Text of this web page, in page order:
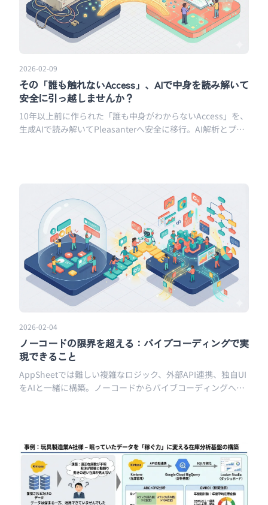
2026-02-09
その「誰も触れないAccess」、AIで中身を読み解いて
安全に引っ越しませんか？
10年以上前に作られた「誰も中身がわからないAccess」を、
生成AIで読み解いてPleasanterへ安全に移行。AI解析とプロ
2026-02-04
ノーコードの限界を超える：バイブコーディングで実
現できること
AppSheetでは難しい複雑なロジック、外部API連携、独自UI
をAIと一緒に構築。ノーコードからバイブコーディングへス